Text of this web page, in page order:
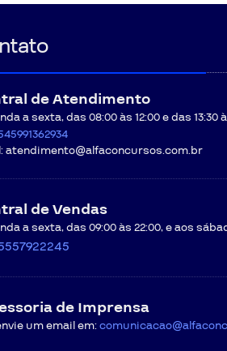
de Atendimento
a sexta, das 08:00 às 12:00 e das 13:30
atendimento@alfaconcursos.com.br
de Vendas
a sexta, das 09:00 às 22:00, e aos
de Imprensa
um email em: